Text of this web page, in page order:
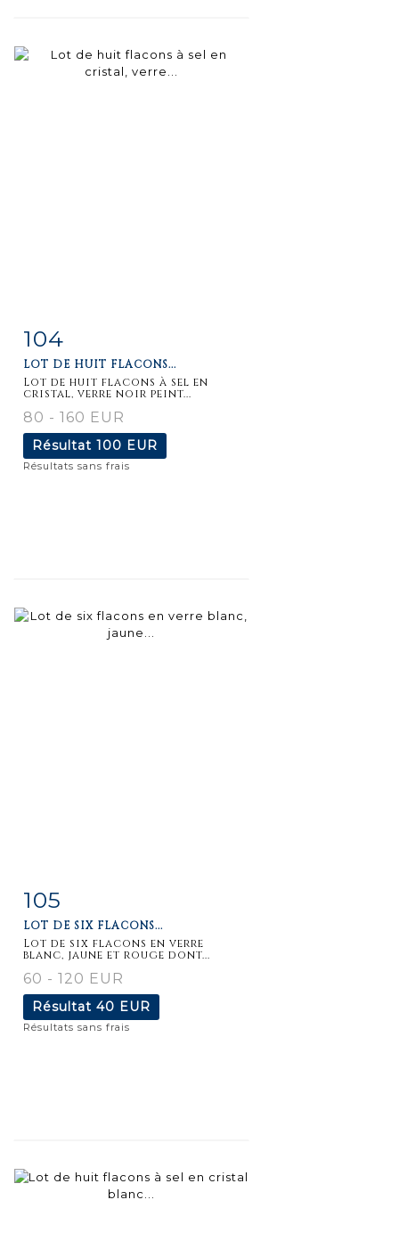
Fiche
104
LOT DE HUIT FLACONS...
Lot de huit flacons à sel en
cristal, verre noir peint...
80 - 160 EUR
Résultat 100 EUR
Résultats sans frais
105
LOT DE SIX FLACONS...
Lot de six flacons en verre
blanc, jaune et rouge dont...
60 - 120 EUR
Résultat 40 EUR
Résultats sans frais